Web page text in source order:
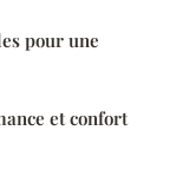
pour une
et confort